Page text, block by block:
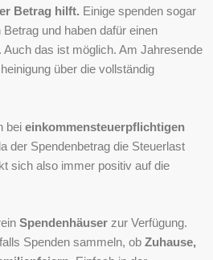
Betrag hilft. Einige spenden sogar
und haben dafür einen
Auch das ist möglich. Am Jahresende
über die vollständig
bei einkommensteuerpflichtigen
der Spendenbetrag die Steuerlast
sich also immer positiv auf die
Spendenhäuser zur Verfügung.
Spenden sammeln, ob Zuhause,